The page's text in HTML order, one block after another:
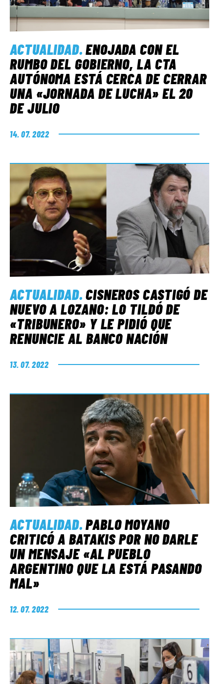
ACTUALIDAD.ENOJADA CON EL
RUMBO DEL GOBIERNO, LA CTA
AUTÓNOMA ESTÁ CERCA DE CERRAR
UNA «JORNADA DE LUCHA» EL 20
DE JULIO
14. 07. 2022
ACTUALIDAD.CISNEROS CASTIGÓ DE
NUEVO A LOZANO: LO TILDÓ DE
«TRIBUNERO» Y LE PIDIÓ QUE
RENUNCIE AL BANCO NACIÓN
13. 07. 2022
ACTUALIDAD.PABLO MOYANO
CRITICÓ A BATAKIS POR NO DARLE
UN MENSAJE «AL PUEBLO
ARGENTINO QUE LA ESTÁ PASANDO
MAL»
12. 07. 2022